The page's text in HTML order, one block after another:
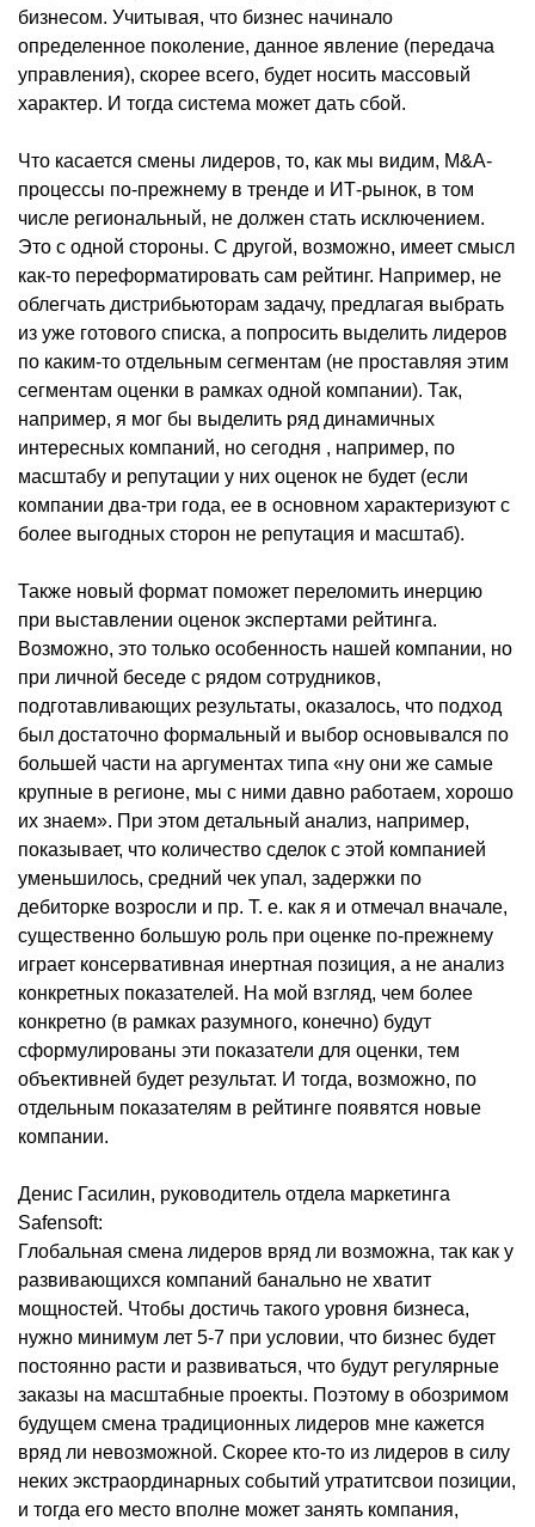
бизнесом. Учитывая, что бизнес начинало
определенное поколение, данное явление (передача
управления), скорее всего, будет носить массовый
характер. И тогда система может дать сбой.
Что касается смены лидеров, то, как мы видим, M&A-
процессы по-прежнему в тренде и ИТ-рынок, в том
числе региональный, не должен стать исключением.
Это с одной стороны. С другой, возможно, имеет смысл
как-то переформатировать сам рейтинг. Например, не
облегчать дистрибьюторам задачу, предлагая выбрать
из уже готового списка, а попросить выделить лидеров
по каким-то отдельным сегментам (не проставляя этим
сегментам оценки в рамках одной компании). Так,
например, я мог бы выделить ряд динамичных
интересных компаний, но сегодня , например, по
масштабу и репутации у них оценок не будет (если
компании два-три года, ее в основном характеризуют с
более выгодных сторон не репутация и масштаб).
Также новый формат поможет переломить инерцию
при выставлении оценок экспертами рейтинга.
Возможно, это только особенность нашей компании, но
при личной беседе с рядом сотрудников,
подготавливающих результаты, оказалось, что подход
был достаточно формальный и выбор основывался по
большей части на аргументах типа «ну они же самые
крупные в регионе, мы с ними давно работаем, хорошо
их знаем». При этом детальный анализ, например,
показывает, что количество сделок с этой компанией
уменьшилось, средний чек упал, задержки по
дебиторке возросли и пр. Т. е. как я и отмечал вначале,
существенно большую роль при оценке по-прежнему
играет консервативная инертная позиция, а не анализ
конкретных показателей. На мой взгляд, чем более
конкретно (в рамках разумного, конечно) будут
сформулированы эти показатели для оценки, тем
объективней будет результат. И тогда, возможно, по
отдельным показателям в рейтинге появятся новые
компании.
Денис Гасилин, руководитель отдела маркетинга
Safensoft:
Глобальная смена лидеров вряд ли возможна, так как у
развивающихся компаний банально не хватит
мощностей. Чтобы достичь такого уровня бизнеса,
нужно минимум лет 5-7 при условии, что бизнес будет
постоянно расти и развиваться, что будут регулярные
заказы на масштабные проекты. Поэтому в обозримом
будущем смена традиционных лидеров мне кажется
вряд ли невозможной. Скорее кто-то из лидеров в силу
неких экстраординарных событий утратитсвои позиции,
и тогда его место вполне может занять компания,